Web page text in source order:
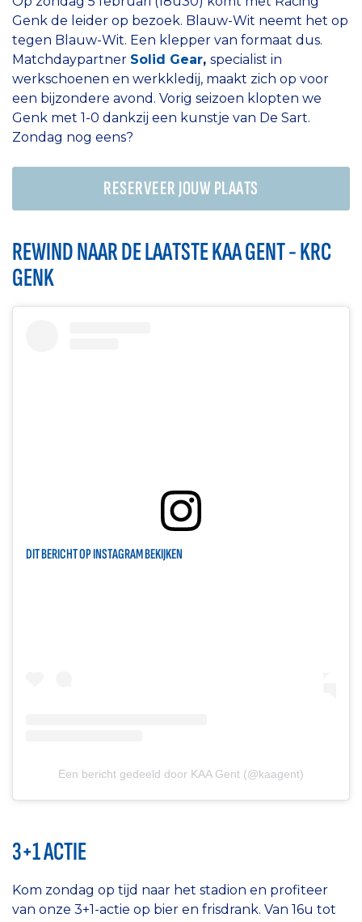
Genk de leider op bezoek. Blauw-Wit neemt het op
tegen Blauw-Wit. Een klepper van formaat dus.
Matchdaypartner Solid Gear, specialist in
werkschoenen en werkkledij, maakt zich op voor
een bijzondere avond. Vorig seizoen klopten we
Genk met 1-0 dankzij een kunstje van De Sart.
Zondag nog eens?
RESERVEER JOUW PLAATS
REWIND NAAR DE LAATSTE KAA GENT - KRC
GENK
DIT BERICHT OP INSTAGRAM BEKIJKEN
Een bericht gedeeld door KAA Gent (@kaagent)
3+1 ACTIE
Kom zondag op tijd naar het stadion en profiteer
van onze 3+1-actie op bier en frisdrank. Van 16u tot